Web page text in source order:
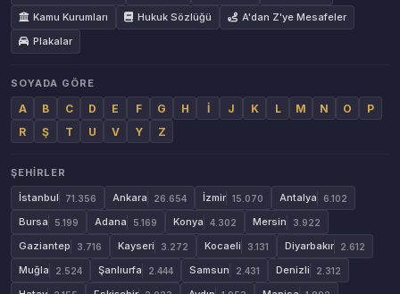
Kamu Kurumları
Hukuk Sözlüğü
A'dan Z'ye Mesafeler
Plakalar
SOYADA GÖRE
A B C D E F G H İ J K L M N O
P
R
Ş T U V Y Z
ŞEHIRLER
İstanbul
71.356 Ankara 26.654 İzmir 15.070 Antalya 6.102
Bursa 5.199 Adana 5.169 Konya 4.302 Mersin 3.922
Gaziantep 3.716 Kayseri 3.272 Kocaeli 3.131 Diyarbakır 2.612
Muğla 2.524 Şanlıurfa 2.444 Samsun 2.431 Denizli 2.312